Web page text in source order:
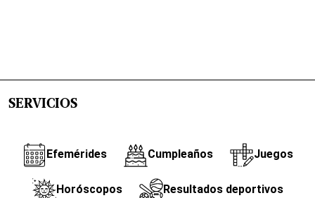
SERVICIOS
Efemérides Cumpleaños Juegos
Horóscopos Resultados deportivos